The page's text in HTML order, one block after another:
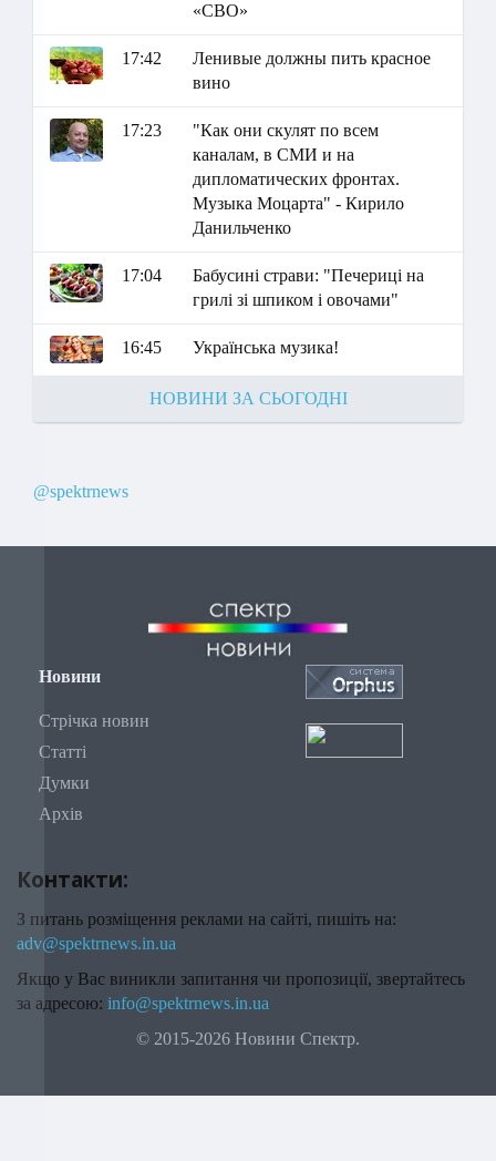
«СВО»
17:42
Ленивые должны пить красное
вино
17:23
"Как они скулят по всем
каналам, в СМИ и на
дипломатических фронтах.
Музыка Моцарта" - Кирило
Данильченко
17:04
Бабусині страви: "Печериці на
грилі зі шпиком і овочами"
16:45 Українська музика!
НОВИНИ ЗА СЬОГОДНІ
@spektrnews
Новини
Стрічка новин
Статті
Думки
Архів
Контакти:
З питань розміщення реклами на сайті, пишіть на:
adv@spektrnews.in.ua
Якщо у Вас виникли запитання чи пропозиції, звертайтесь
за адресою: info@spektrnews.in.ua
© 2015-2026 Новини Спектр.